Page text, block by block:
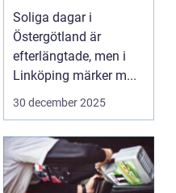
och smartare
solskydd året runt
Soliga dagar i
Östergötland är
efterlängtade, men i
Linköping märker m...
30 december 2025